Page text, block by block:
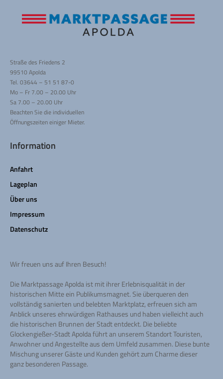
Straße des Friedens 2
99510 Apolda
Tel. 03644 – 51 51 87-0
Mo – Fr 7.00 – 20.00 Uhr
Sa 7.00 – 20.00 Uhr
Beachten Sie die individuellen
Öffnungszeiten einiger Mieter.
Information
Anfahrt
Lageplan
Über uns
Impressum
Datenschutz
Wir freuen uns auf Ihren Besuch!
Die Marktpassage Apolda ist mit ihrer Erlebnisqualität in der
historischen Mitte ein Publikumsmagnet. Sie überqueren den
vollständig sanierten und belebten Marktplatz, erfreuen sich am
Anblick unseres ehrwürdigen Rathauses und haben vielleicht auch
die historischen Brunnen der Stadt entdeckt. Die beliebte
Glockengießer-Stadt Apolda führt an unserem Standort Touristen,
Anwohner und Angestellte aus dem Umfeld zusammen. Diese bunte
Mischung unserer Gäste und Kunden gehört zum Charme dieser
ganz besonderen Passage.